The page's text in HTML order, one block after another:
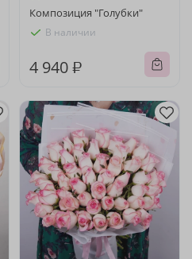
Композиция "Голубки"
В наличии
4 940 ₽